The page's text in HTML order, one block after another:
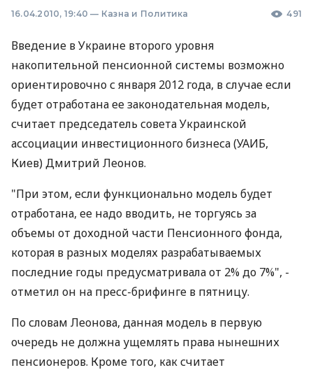
16.04.2010, 19:40 — Казна и Политика 491
Введение в Украине второго уровня
накопительной пенсионной системы возможно
ориентировочно с января 2012 года, в случае если
будет отработана ее законодательная модель,
считает председатель совета Украинской
ассоциации инвестиционного бизнеса (УАИБ,
Киев) Дмитрий Леонов.
"При этом, если функционально модель будет
отработана, ее надо вводить, не торгуясь за
объемы от доходной части Пенсионного фонда,
которая в разных моделях разрабатываемых
последние годы предусматривала от 2% до 7%", -
отметил он на пресс-брифинге в пятницу.
По словам Леонова, данная модель в первую
очередь не должна ущемлять права нынешних
пенсионеров. Кроме того, как считает